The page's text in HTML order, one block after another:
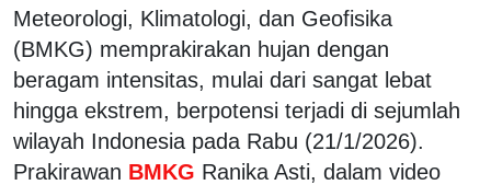
Meteorologi, Klimatologi, dan Geofisika
(BMKG) memprakirakan hujan dengan
beragam intensitas, mulai dari sangat lebat
hingga ekstrem, berpotensi terjadi di sejumlah
wilayah Indonesia pada Rabu (21/1/2026).
Prakirawan BMKG Ranika Asti, dalam video